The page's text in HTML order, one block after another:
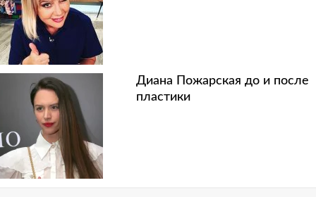
Диана Пожарская до и после
пластики